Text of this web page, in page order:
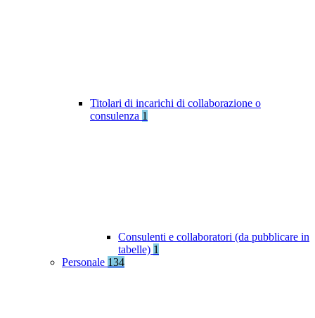
Titolari di incarichi di collaborazione o
consulenza 1
Consulenti e collaboratori (da pubblicare in
tabelle) 1
Personale 134